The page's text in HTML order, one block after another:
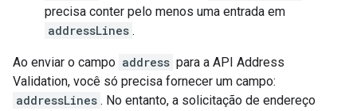
precisa conter pelo menos uma entrada em
addressLines .
Ao enviar o campo address para a API Address
Validation, você só precisa fornecer um campo:
addressLines . No entanto, a solicitação de endereço